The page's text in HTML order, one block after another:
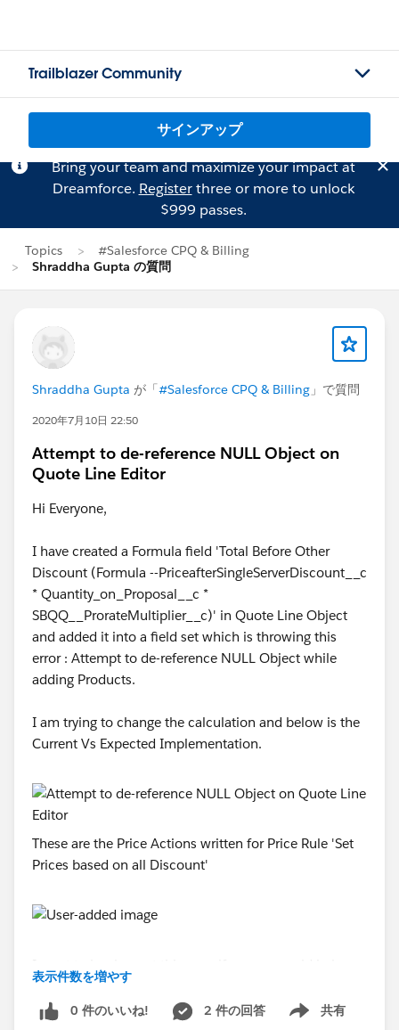
Trailblazer Community
サインアップ
Bring your team and maximize your impact at
Dreamforce. Registerthree or more to unlock
$999 passes.
Topics
#Salesforce CPQ & Billing
Shraddha Gupta の質問
Shraddha Gupta が「#Salesforce CPQ & Billing 」で質問
2020年7月10日 22:50
Attempt to de-reference NULL Object on
Quote Line Editor
Hi Everyone,
I have created a Formula field 'Total Before Other
Discount (Formula --PriceafterSingleServerDiscount__c
* Quantity_on_Proposal__c *
SBQQ__ProrateMultiplier__c)' in Quote Line Object
and added it into a field set which is throwing this
error : Attempt to de-reference NULL Object while
adding Products.
I am trying to change the calculation and below is the
Current Vs Expected Implementation.
These are the Price Actions written for Price Rule 'Set
Prices based on all Discount'
by explaining the detailed steps to me that would be
helpful.
表示件数を増やす
0 件のいいね! 2 件の回答 共有
Show menu